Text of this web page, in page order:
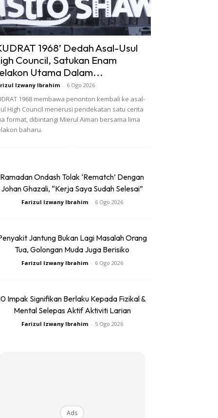
1968’ Dedah Asal-Usul
Council, Satukan Enam
Utama Dalam...
Izwany Ibrahim - 6 Ogo 2026
1968 membawa penonton kembali ke asal-
High Council menerusi pendekatan satu cerita
format, dibintangi Mierul Aiman bersama lima
baharu.
Ramadan Ondash Tolak ‘Rematch’ Dengan
Johan Ghazali, “Kerja Saya Sudah Selesai”
Farizul Izwany Ibrahim - 6 Ogo 2026
Jantung Bukan Lagi Masalah Orang
Tua, Golongan Muda Juga Berisiko
Farizul Izwany Ibrahim - 6 Ogo 2026
Impak Signifikan Berlaku Kepada Fizikal &
Mental Selepas Aktif Aktiviti Larian
Farizul Izwany Ibrahim - 5 Ogo 2026
Ads